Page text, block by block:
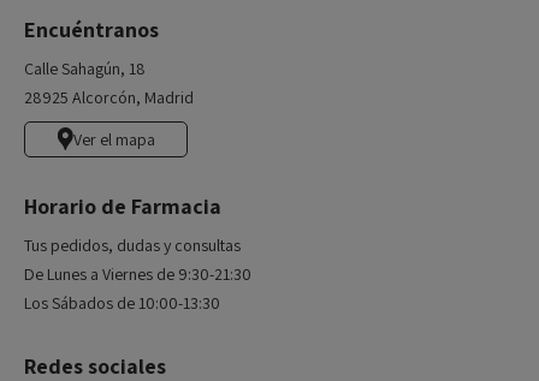
Encuéntranos
Calle Sahagún, 18
28925 Alcorcón, Madrid
Ver el mapa
Horario de Farmacia
Tus pedidos, dudas y consultas
De Lunes a Viernes de 9:30-21:30
Los Sábados de 10:00-13:30
Redes sociales